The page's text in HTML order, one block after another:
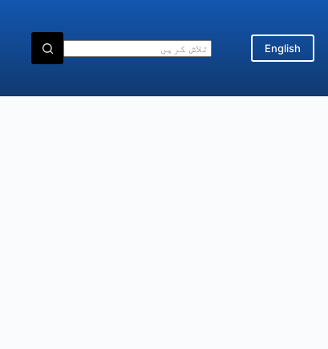
English